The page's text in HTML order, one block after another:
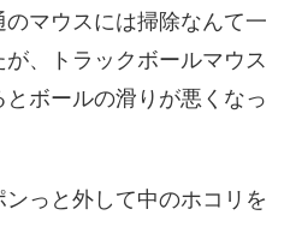
マウスには掃除なんて一
、トラックボールマウス
ボールの滑りが悪くなっ
っと外して中のホコリを